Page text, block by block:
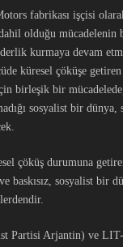
fabrikası işçisi
olduğu mücadelenin
kurmaya devam
küresel çöküşe
birleşik bir
sosyalist bir
çöküş durumuna
baskısız, sosyalist bir
Partisi Arjantin) ve